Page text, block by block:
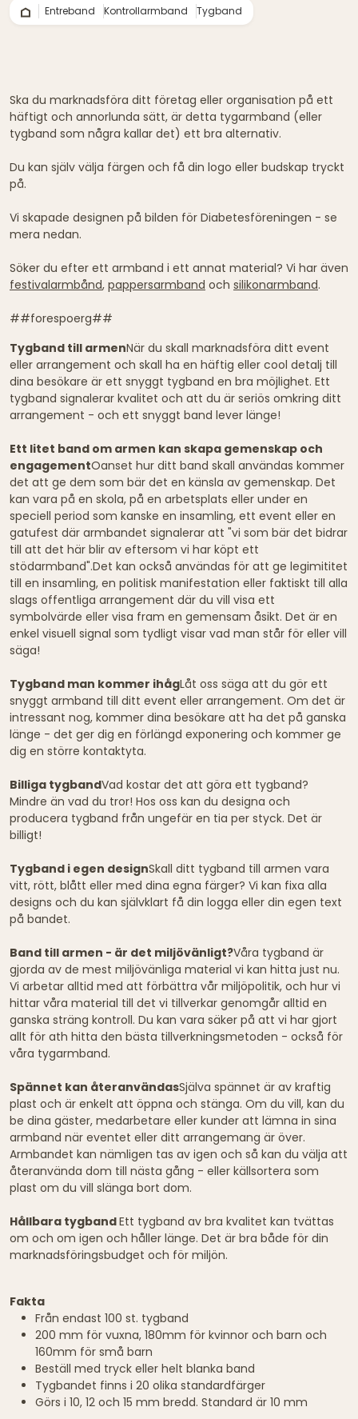
Entreband Kontrollarmband Tygband
Ska du marknadsföra ditt företag eller organisation på ett
häftigt och annorlunda sätt, är detta tygarmband (eller
tygband som några kallar det) ett bra alternativ.
Du kan själv välja färgen och få din logo eller budskap tryckt
på.
Vi skapade designen på bilden för Diabetesföreningen - se
mera nedan.
Söker du efter ett armband i ett annat material? Vi har även
festivalarmbånd, pappersarmband och silikonarmband.
##forespoerg##
Tygband till armenNär du skall marknadsföra ditt event
eller arrangement och skall ha en häftig eller cool detalj till
dina besökare är ett snyggt tygband en bra möjlighet. Ett
tygband signalerar kvalitet och att du är seriös omkring ditt
arrangement - och ett snyggt band lever länge!
Ett litet band om armen kan skapa gemenskap och
engagementOanset hur ditt band skall användas kommer
det att ge dem som bär det en känsla av gemenskap. Det
kan vara på en skola, på en arbetsplats eller under en
speciell period som kanske en insamling, ett event eller en
gatufest där armbandet signalerar att "vi som bär det bidrar
till att det här blir av eftersom vi har köpt ett
stödarmband".Det kan också användas för att ge legimititet
till en insamling, en politisk manifestation eller faktiskt till alla
slags offentliga arrangement där du vill visa ett
symbolvärde eller visa fram en gemensam åsikt. Det är en
enkel visuell signal som tydligt visar vad man står för eller vill
säga!
Tygband man kommer ihågLåt oss säga att du gör ett
snyggt armband till ditt event eller arrangement. Om det är
intressant nog, kommer dina besökare att ha det på ganska
länge - det ger dig en förlängd exponering och kommer ge
dig en större kontaktyta.
Billiga tygbandVad kostar det att göra ett tygband?
Mindre än vad du tror! Hos oss kan du designa och
producera tygband från ungefär en tia per styck. Det är
billigt!
Tygband i egen designSkall ditt tygband till armen vara
vitt, rött, blått eller med dina egna färger? Vi kan fixa alla
designs och du kan självklart få din logga eller din egen text
på bandet.
Band till armen - är det miljövänligt?Våra tygband är
gjorda av de mest miljövänliga material vi kan hitta just nu.
Vi arbetar alltid med att förbättra vår miljöpolitik, och hur vi
hittar våra material till det vi tillverkar genomgår alltid en
ganska sträng kontroll. Du kan vara säker på att vi har gjort
allt för ath hitta den bästa tillverkningsmetoden - också för
våra tygarmband.
Spännet kan återanvändasSjälva spännet är av kraftig
plast och är enkelt att öppna och stänga. Om du vill, kan du
be dina gäster, medarbetare eller kunder att lämna in sina
armband när eventet eller ditt arrangemang är över.
Armbandet kan nämligen tas av igen och så kan du välja att
återanvända dom till nästa gång - eller källsortera som
plast om du vill slänga bort dom.
Hållbara tygbandEtt tygband av bra kvalitet kan tvättas
om och om igen och håller länge. Det är bra både för din
marknadsföringsbudget och för miljön.
Fakta
Från endast 100 st. tygband
200 mm för vuxna, 180mm för kvinnor och barn och
160mm för små barn
Beställ med tryck eller helt blanka band
Tygbandet finns i 20 olika standardfärger
Görs i 10, 12 och 15 mm bredd. Standard är 10 mm